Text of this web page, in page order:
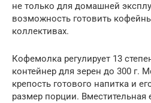
не только для домашней
возможность готовить
коллективах.
Кофемолка регулирует 13
контейнер для зерен до 300 г.
крепость готового напитка и
размер порции. Вместительная